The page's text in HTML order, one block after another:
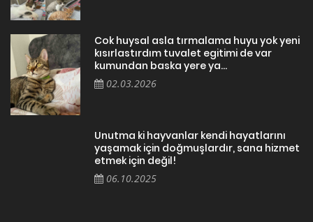
Cok huysal asla tırmalama huyu yok yeni
kısırlastırdım tuvalet egitimi de var
kumundan baska yere ya...
02.03.2026
Unutma ki hayvanlar kendi hayatlarını
yaşamak için doğmuşlardır, sana hizmet
etmek için değil!
06.10.2025